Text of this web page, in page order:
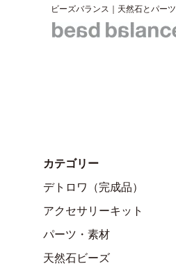
ビーズバランス｜天然石とパー
カテゴリー
デトロワ（完成品）
アクセサリーキット
パーツ・素材
天然石ビーズ